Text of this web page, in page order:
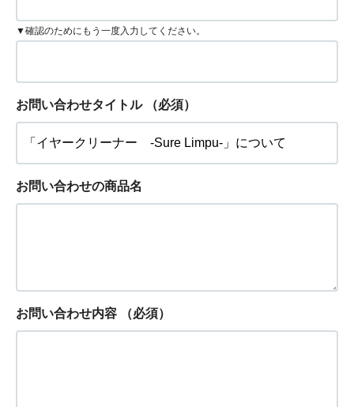
▼確認のためにもう一度入力してください。
お問い合わせタイトル （必須）
お問い合わせの商品名
お問い合わせ内容 （必須）